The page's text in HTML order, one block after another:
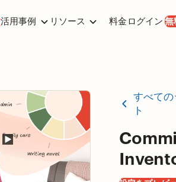
活用事例 リソース 料金 ログイン 無
すべて
ト